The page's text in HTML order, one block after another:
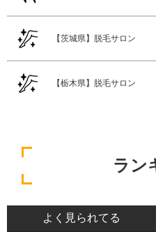
【茨城県】脱毛サロン
【栃木県】脱毛サロン
ラン
よく見られてる